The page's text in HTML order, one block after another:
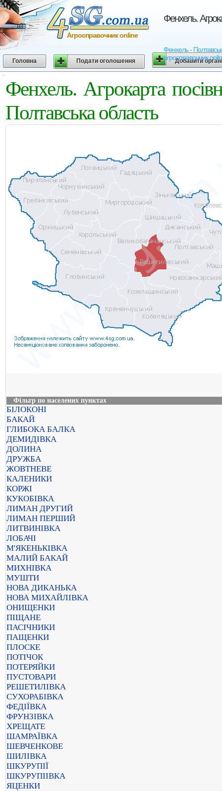
Фенхель.
Фенхель -
агросправочник
Агросправочник online
Головна Подати оголошення Добавити
Фенхель. Агрокарта
Полтавська область
Фільтр по населених пунктах
БІЛОКОНІ
БАКАЙ
ГЛИБОКА БАЛКА
ДЕМИДІВКА
ДОЛИНА
ДРУЖБА
ЖОВТНЕВЕ
КАЛЕНИКИ
КОРЖІ
КУКОБІВКА
ЛИМАН ДРУГИЙ
ЛИМАН ПЕРШИЙ
ЛИТВИНІВКА
ЛОБАЧІ
М'ЯКЕНЬКІВКА
МАЛИЙ БАКАЙ
МИХНІВКА
МУШТИ
НОВА ДИКАНЬКА
НОВА МИХАЙЛІВКА
ОНИЩЕНКИ
ПІЩАНЕ
ПАСІЧНИКИ
ПАЩЕНКИ
ПЛОСКЕ
ПОТІЧОК
ПОТЕРЯЙКИ
ПУСТОВАРИ
РЕШЕТИЛІВКА
СУХОРАБІВКА
ФЕДІЇВКА
ФРУНЗІВКА
ХРЕЩАТЕ
ШАМРАЇВКА
ШЕВЧЕНКОВЕ
ШИЛІВКА
ШКУРУПІЇ
ШКУРУПІІВКА
ЯЦЕНКИ